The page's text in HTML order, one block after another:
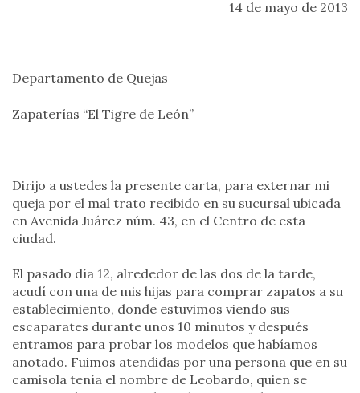
14 de mayo de 2013
Departamento de Quejas
Zapaterías “El Tigre de León”
Dirijo a ustedes la presente carta, para externar mi
queja por el mal trato recibido en su sucursal ubicada
en Avenida Juárez núm. 43, en el Centro de esta
ciudad.
El pasado día 12, alrededor de las dos de la tarde,
acudí con una de mis hijas para comprar zapatos a su
establecimiento, donde estuvimos viendo sus
escaparates durante unos 10 minutos y después
entramos para probar los modelos que habíamos
anotado. Fuimos atendidas por una persona que en su
camisola tenía el nombre de Leobardo, quien se